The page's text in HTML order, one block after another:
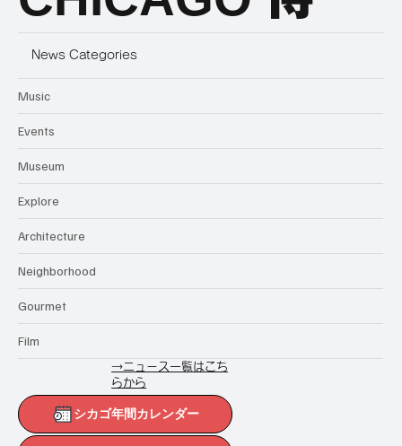
News Categories
Music
Events
Museum
Explore
Architecture
Neighborhood
Gourmet
Film
→ニュース一覧はこち
らから
シカゴ年間カレンダー